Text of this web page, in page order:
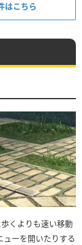
はこちら
くよりも速い移動
ーを開いたりする